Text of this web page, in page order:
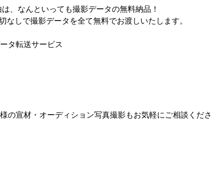
、なんといっても撮影データの無料納品！
なしで撮影データを全て無料でお渡しいたします。
タ転送サービス
の宣材・オーディション写真撮影もお気軽にご相談くださ